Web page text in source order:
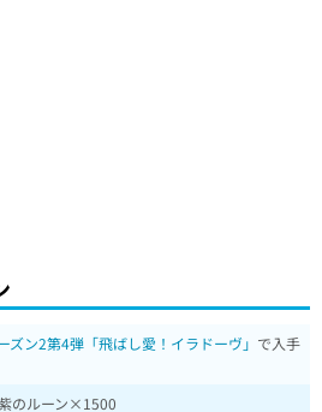
ズン2第4弾「飛ばし愛！イラドーヴ」 で入手
のルーン×1500